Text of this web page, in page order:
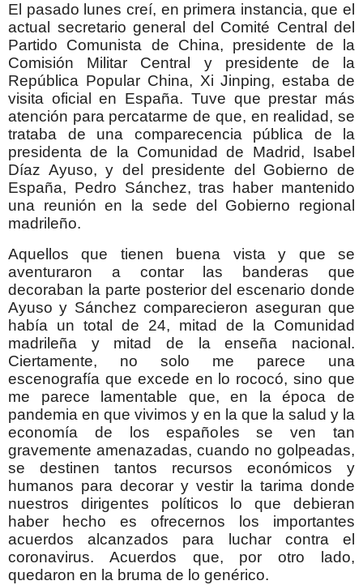
El pasado lunes creí, en primera instancia, que el
actual secretario general del Comité Central del
Partido Comunista de China, presidente de la
Comisión Militar Central y presidente de la
República Popular China, Xi Jinping, estaba de
visita oficial en España. Tuve que prestar más
atención para percatarme de que, en realidad, se
trataba de una comparecencia pública de la
presidenta de la Comunidad de Madrid, Isabel
Díaz Ayuso, y del presidente del Gobierno de
España, Pedro Sánchez, tras haber mantenido
una reunión en la sede del Gobierno regional
madrileño.
Aquellos que tienen buena vista y que se
aventuraron a contar las banderas que
decoraban la parte posterior del escenario donde
Ayuso y Sánchez comparecieron aseguran que
había un total de 24, mitad de la Comunidad
madrileña y mitad de la enseña nacional.
Ciertamente, no solo me parece una
escenografía que excede en lo rococó, sino que
me parece lamentable que, en la época de
pandemia en que vivimos y en la que la salud y la
economía de los españoles se ven tan
gravemente amenazadas, cuando no golpeadas,
se destinen tantos recursos económicos y
humanos para decorar y vestir la tarima donde
nuestros dirigentes políticos lo que debieran
haber hecho es ofrecernos los importantes
acuerdos alcanzados para luchar contra el
coronavirus. Acuerdos que, por otro lado,
quedaron en la bruma de lo genérico.